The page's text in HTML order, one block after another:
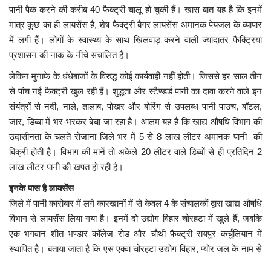
दुनिया
मध्यप्रदेश
छत्तीसगढ़
मनोरंजन
लाइफस्टाइल
खेल
ब्रेकिंग न्यूज़
व्यापार
पानी पैक करने की करीब 40 फैक्ट्री चालू हो चुकी हैं। खास बात यह है कि इनमें
मात्र कुछ का ही लायसेंस है, शेष फैक्ट्री बैगर लायसेंस अमानक पेयजल के व्यापार
में लगी हैं। लोगों के स्वास्थ्य के साथ खिलवाड़ करने वाली ज्यादातर फैक्ट्रियां
प्रशासन की नाक के नीचे संचालित हैं।
लेकिन मुनाफे के धंधेबाजों के विरुद्ध कोई कार्यवाही नहीं होती। जिससे हर साल तीन
से पांच नई फैक्ट्री खुल रही हैं। शुद्धता और स्टैण्डर्ड पानी का दावा करने वाले इन
संयंत्रों से नदी, नाले, तालाब, पोखर और बोरिंग से उपलब्ध पानी पाउच, बॉटल,
जार, डिब्बा में भर-भरकर बेचा जा रहा है। आलम यह है कि खाद्य औषधि विभाग की
उदासीनता के चलते रोजाना जिले भर में 5 से 8 लाख लीटर अमानक पानी की
बिक्री होती है। विभाग की मानें तो अकेले 20 लीटर वाले डिब्बों से ही प्रतिदिन 2
लाख लीटर पानी की खपत हो रही है।
इनके पास है लायसेंस
जिले में पानी कारोबार में लगे कारखानों में से केवल 4 के संचालकों द्वारा खाद्य औषधि
विभाग से लायसेंस लिया गया है। इनमें दो उद्योग विहार चोरहटा में खुले हैं, जबकि
एक भगवान शीत भण्डार कॉलेज रोड और चौथी फैक्ट्री रायपुर कर्चुलियान में
स्थापित है। बताया जाता है कि एस एक्वा चोरहटा उद्योग विहार, प्योर जल के नाम से